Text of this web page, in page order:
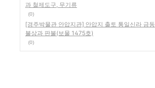
과 철제도구, 무기류
(0)
[경주박물관 안압지관] 안압지 출토 통일신라 금동
불상과 판불(보물 1475호)
(0)